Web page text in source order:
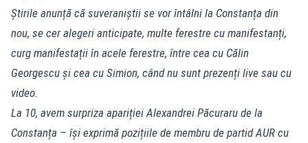
Știrile anunță că suveraniștii se vor întâlni la Constanța din
nou, se cer alegeri anticipate, multe ferestre cu manifestanți,
curg manifestații în acele ferestre, între cea cu Călin
Georgescu și cea cu Simion, când nu sunt prezenți live sau cu
video.
La 10, avem surpriza apariției Alexandrei Păcuraru de la
Constanța – își exprimă pozițiile de membru de partid AUR cu